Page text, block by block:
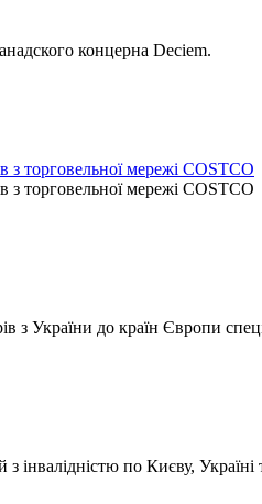
концерна Deciem.
з торговельної мережі COSTCO
з торговельної мережі COSTCO
з України до країн Європи
інвалідністю по Києву, Україні